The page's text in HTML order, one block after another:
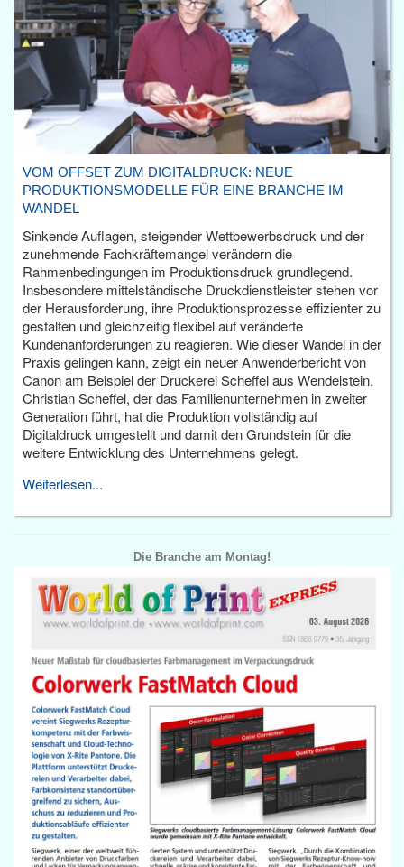
VOM OFFSET ZUM DIGITALDRUCK: NEUE
PRODUKTIONSMODELLE FÜR EINE BRANCHE IM
WANDEL
Sinkende Auflagen, steigender Wettbewerbsdruck und der
zunehmende Fachkräftemangel verändern die
Rahmenbedingungen im Produktionsdruck grundlegend.
Insbesondere mittelständische Druckdienstleister stehen vor
der Herausforderung, ihre Produktionsprozesse effizienter zu
gestalten und gleichzeitig flexibel auf veränderte
Kundenanforderungen zu reagieren. Wie dieser Wandel in der
Praxis gelingen kann, zeigt ein neuer Anwenderbericht von
Canon am Beispiel der Druckerei Scheffel aus Wendelstein.
Christian Scheffel, der das Familienunternehmen in zweiter
Generation führt, hat die Produktion vollständig auf
Digitaldruck umgestellt und damit den Grundstein für die
weitere Entwicklung des Unternehmens gelegt.
Weiterlesen...
Die Branche am Montag!